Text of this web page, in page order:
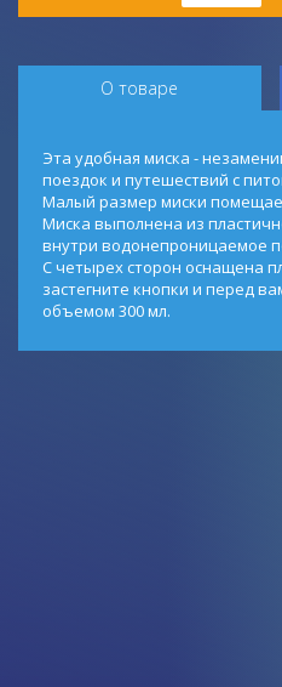
О товаре
Эта удобная миска -
поездок и путешествий с
Малый размер миски
Миска выполнена из
внутри водонепроницаемое
С четырех сторон оснащена
застегните кнопки и перед
объемом 300 мл.